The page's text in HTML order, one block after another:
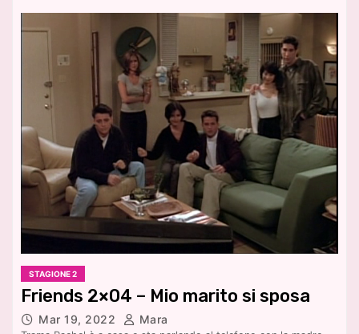
STAGIONE 2
Friends 2×04 – Mio marito si sposa
Mar 19, 2022 Mara